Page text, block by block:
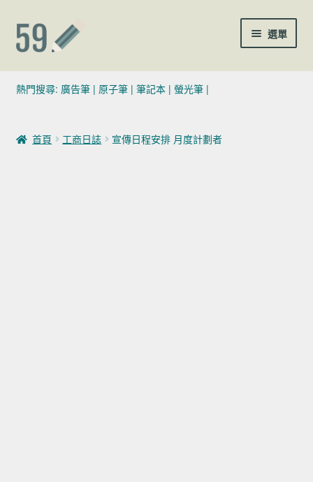
跳至導覽列
跳至主要內容 選單
(02)7729-4140
聯絡我們
熱門搜尋: 廣告筆| 原子筆| 筆記本| 螢光筆|
首頁 工商日誌 宣傳日程安排 月度計劃者